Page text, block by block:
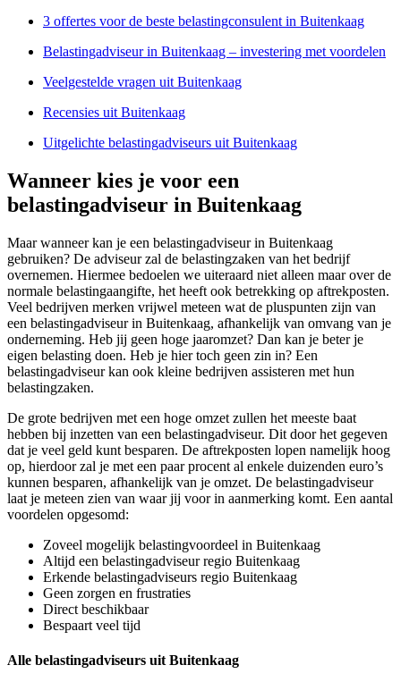
3 offertes voor de beste belastingconsulent in Buitenkaag
Belastingadviseur in Buitenkaag – investering met voordelen
Veelgestelde vragen uit Buitenkaag
Recensies uit Buitenkaag
Uitgelichte belastingadviseurs uit Buitenkaag
Wanneer kies je voor een
belastingadviseur in Buitenkaag
Maar wanneer kan je een belastingadviseur in Buitenkaag
gebruiken? De adviseur zal de belastingzaken van het bedrijf
overnemen. Hiermee bedoelen we uiteraard niet alleen maar over de
normale belastingaangifte, het heeft ook betrekking op aftrekposten.
Veel bedrijven merken vrijwel meteen wat de pluspunten zijn van
een belastingadviseur in Buitenkaag, afhankelijk van omvang van je
onderneming. Heb jij geen hoge jaaromzet? Dan kan je beter je
eigen belasting doen. Heb je hier toch geen zin in? Een
belastingadviseur kan ook kleine bedrijven assisteren met hun
belastingzaken.
De grote bedrijven met een hoge omzet zullen het meeste baat
hebben bij inzetten van een belastingadviseur. Dit door het gegeven
dat je veel geld kunt besparen. De aftrekposten lopen namelijk hoog
op, hierdoor zal je met een paar procent al enkele duizenden euro’s
kunnen besparen, afhankelijk van je omzet. De belastingadviseur
laat je meteen zien van waar jij voor in aanmerking komt. Een aantal
voordelen opgesomd:
Zoveel mogelijk belastingvoordeel in Buitenkaag
Altijd een belastingadviseur regio Buitenkaag
Erkende belastingadviseurs regio Buitenkaag
Geen zorgen en frustraties
Direct beschikbaar
Bespaart veel tijd
Alle belastingadviseurs uit Buitenkaag